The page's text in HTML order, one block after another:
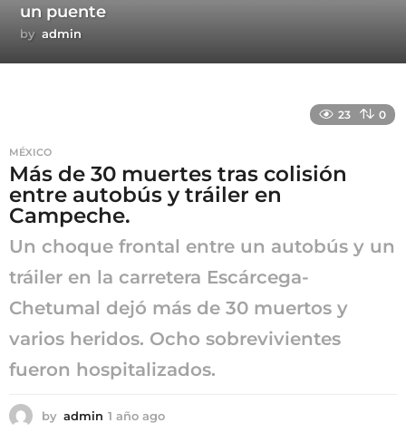
un puente
by admin
23 0
MÉXICO
Más de 30 muertes tras colisión
entre autobús y tráiler en
Campeche.
Un choque frontal entre un autobús y un
tráiler en la carretera Escárcega-
Chetumal dejó más de 30 muertos y
varios heridos. Ocho sobrevivientes
fueron hospitalizados.
by admin 1 año ago